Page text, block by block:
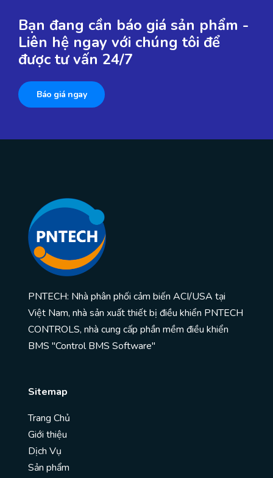
Bạn đang cần báo giá sản phẩm -
Liên hệ ngay với chúng tôi để
được tư vấn 24/7
Báo giá ngay
PNTECH: Nhà phân phối cảm biến ACI/USA tại
Việt Nam, nhà sản xuất thiết bị điều khiển PNTECH
CONTROLS, nhà cung cấp phần mềm điều khiển
BMS "Control BMS Software"
Sitemap
Trang Chủ
Giới thiệu
Dịch Vụ
Sản phẩm